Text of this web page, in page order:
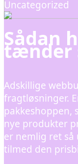
Uncategorized
Sådan
tænder
Adskillige
fragtløsninger.
pakkeshoppen,
nye produkter
er nemlig ret så
tilmed den